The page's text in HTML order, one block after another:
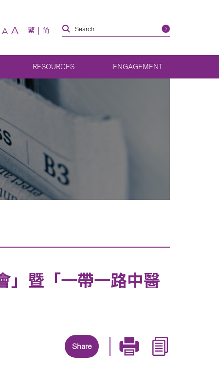
A A 繁 简
RESOURCES ENGAGEMENT
」暨「一帶一路中醫
Share